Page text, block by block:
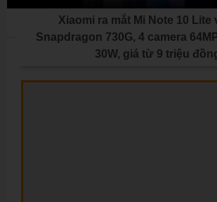
Xiaomi ra mắt Mi Note 10 Lite
Snapdragon 730G, 4 camera
30W, giá từ 9 triệu